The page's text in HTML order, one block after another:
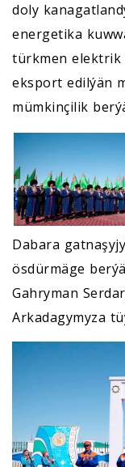
doly
energetika
türkmen elektrik
eksport edilýän
mümkinçilik
Dabara
ösdürmäge
Gahryman
Arkadagymyza